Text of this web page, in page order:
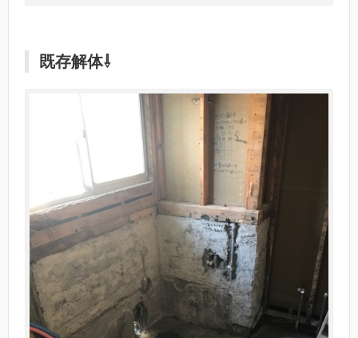
既存解体⇩